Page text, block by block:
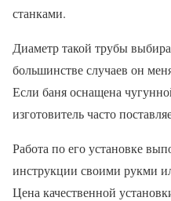
станками.
Диаметр такой трубы
большинстве случаев он
Если баня оснащена
изготовитель часто
Работа по его установке
инструкции своими рукми
Цена качественной